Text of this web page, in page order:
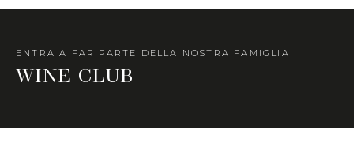
ENTRA A FAR PARTE DELLA NOSTRA FAMIGLIA
WINE CLUB